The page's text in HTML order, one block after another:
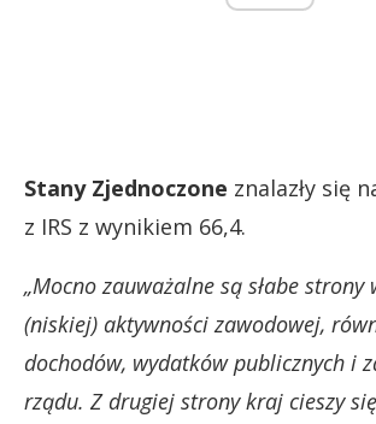
Stany Zjednoczone znalazły się
z IRS z wynikiem 66,4.
„Mocno zauważalne są słabe strony
(niskiej) aktywności zawodowej,
dochodów, wydatków publicznych i
rządu. Z drugiej strony kraj cieszy